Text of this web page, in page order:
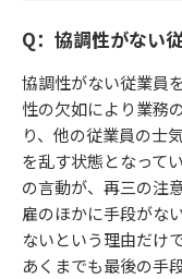
Q：協調性がない
協調性がない従業員
性の欠如により業務
り、他の従業員の士
を乱す状態となって
の言動が、再三の注
雇のほかに手段がな
ないという理由だけ
あくまでも最後の手